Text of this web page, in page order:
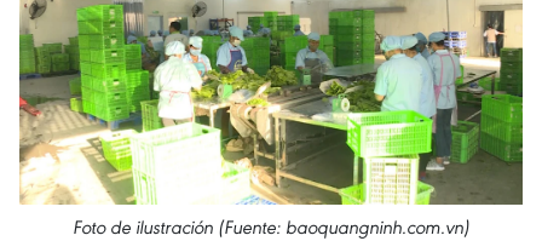
Foto de ilustración (Fuente: baoquangninh.com.vn)